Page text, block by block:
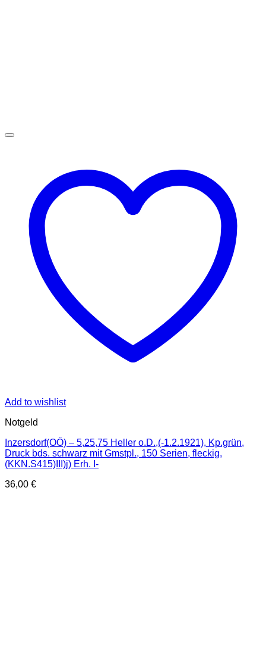
Add to wishlist
Notgeld
Inzersdorf(OÖ) – 5,25,75 Heller o.D.,(-1.2.1921), Kp.grün,
Druck bds. schwarz mit Gmstpl., 150 Serien, fleckig,
(KKN.S415)III)j) Erh. I-
36,00 €